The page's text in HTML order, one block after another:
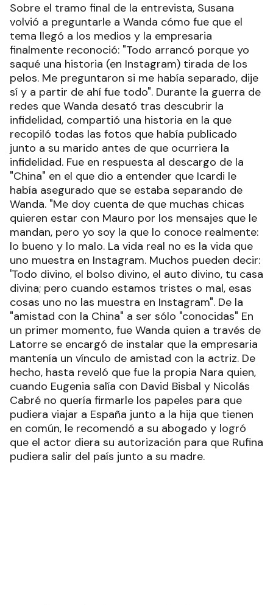
Sobre el tramo final de la entrevista, Susana
volvió a preguntarle a Wanda cómo fue que el
tema llegó a los medios y la empresaria
finalmente reconoció: "Todo arrancó porque yo
saqué una historia (en Instagram) tirada de los
pelos. Me preguntaron si me había separado, dije
sí y a partir de ahí fue todo". Durante la guerra de
redes que Wanda desató tras descubrir la
infidelidad, compartió una historia en la que
recopiló todas las fotos que había publicado
junto a su marido antes de que ocurriera la
infidelidad. Fue en respuesta al descargo de la
"China" en el que dio a entender que Icardi le
había asegurado que se estaba separando de
Wanda. "Me doy cuenta de que muchas chicas
quieren estar con Mauro por los mensajes que le
mandan, pero yo soy la que lo conoce realmente:
lo bueno y lo malo. La vida real no es la vida que
uno muestra en Instagram. Muchos pueden decir:
'Todo divino, el bolso divino, el auto divino, tu casa
divina; pero cuando estamos tristes o mal, esas
cosas uno no las muestra en Instagram". De la
"amistad con la China" a ser sólo "conocidas" En
un primer momento, fue Wanda quien a través de
Latorre se encargó de instalar que la empresaria
mantenía un vínculo de amistad con la actriz. De
hecho, hasta reveló que fue la propia Nara quien,
cuando Eugenia salía con David Bisbal y Nicolás
Cabré no quería firmarle los papeles para que
pudiera viajar a España junto a la hija que tienen
en común, le recomendó a su abogado y logró
que el actor diera su autorización para que Rufina
pudiera salir del país junto a su madre.